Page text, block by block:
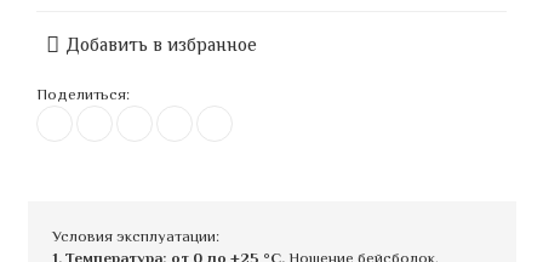
Добавить в избранное
Поделиться:
Условия эксплуатации:
1. Температура: от 0 до +25 °C.Ношение бейсболок,